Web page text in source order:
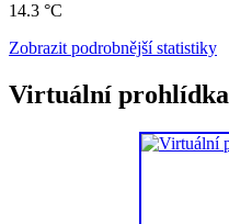
14.3 °C
Zobrazit podrobnější statistiky
Virtuální prohlídka